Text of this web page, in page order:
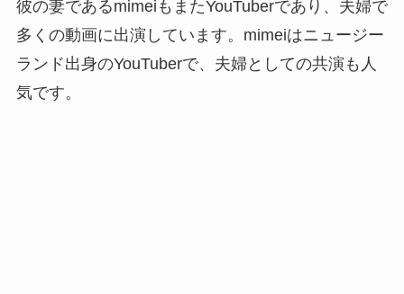
彼の妻であるmimeiもまたYouTuberであり、夫婦で
多くの動画に出演しています。mimeiはニュージー
ランド出身のYouTuberで、夫婦としての共演も人
気です。